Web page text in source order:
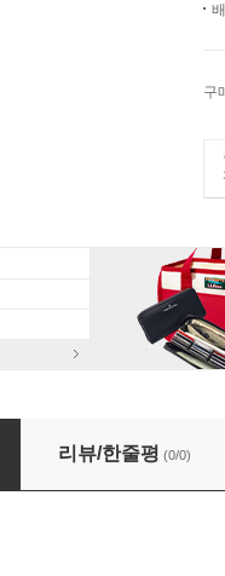
구
리뷰/한줄평 (0/0)